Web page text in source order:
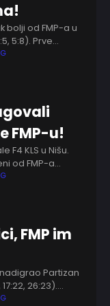
bolji od FMP-a u
5:8). Prve
FMP-u!
F4 KLS u Nišu.
od FMP-a
konferenciji za
FMP im
Partizan
26:23).
sa linije penala,